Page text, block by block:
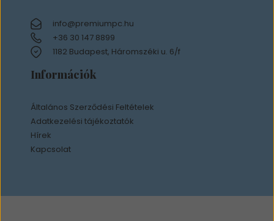
info@premiumpc.hu
+36 30 147 8899
1182 Budapest, Háromszéki u. 6/f
Információk
Általános Szerződési Feltételek
Adatkezelési tájékoztatók
Hírek
Kapcsolat